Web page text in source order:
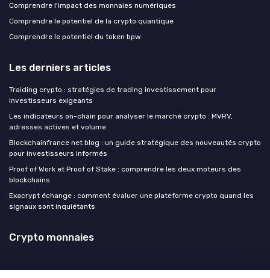
Comprendre l'impact des monnaies numériques
Comprendre le potentiel de la crypto quantique
Comprendre le potentiel du token bpw
Les derniers articles
Traiding crypto : stratégies de trading investissement pour
investisseurs exigeants
Les indicateurs on-chain pour analyser le marché crypto : MVRV,
adresses actives et volume
Blockchainfrance net blog : un guide stratégique des nouveautés crypto
pour investisseurs informés
Proof of Work et Proof of Stake : comprendre les deux moteurs des
blockchains
Exacrypt échange : comment évaluer une plateforme crypto quand les
signaux sont inquiétants
Crypto monnaies